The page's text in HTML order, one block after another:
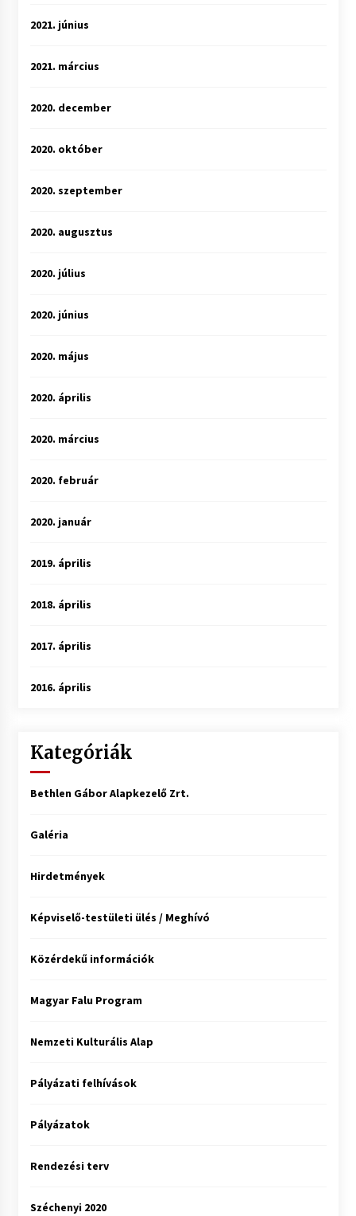
2021. június
2021. március
2020. december
2020. október
2020. szeptember
2020. augusztus
2020. július
2020. június
2020. május
2020. április
2020. március
2020. február
2020. január
2019. április
2018. április
2017. április
2016. április
Kategóriák
Bethlen Gábor Alapkezelő Zrt.
Galéria
Hirdetmények
Képviselő-testületi ülés / Meghívó
Közérdekű információk
Magyar Falu Program
Nemzeti Kulturális Alap
Pályázati felhívások
Pályázatok
Rendezési terv
Széchenyi 2020